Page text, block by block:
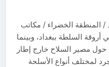
/ المنطقة الخضراء / مكاتب
أروقة السلطة ببغداد، وبينما
حول مصير السلاح خارج إطار
لمختلف أنواع الأسلحة